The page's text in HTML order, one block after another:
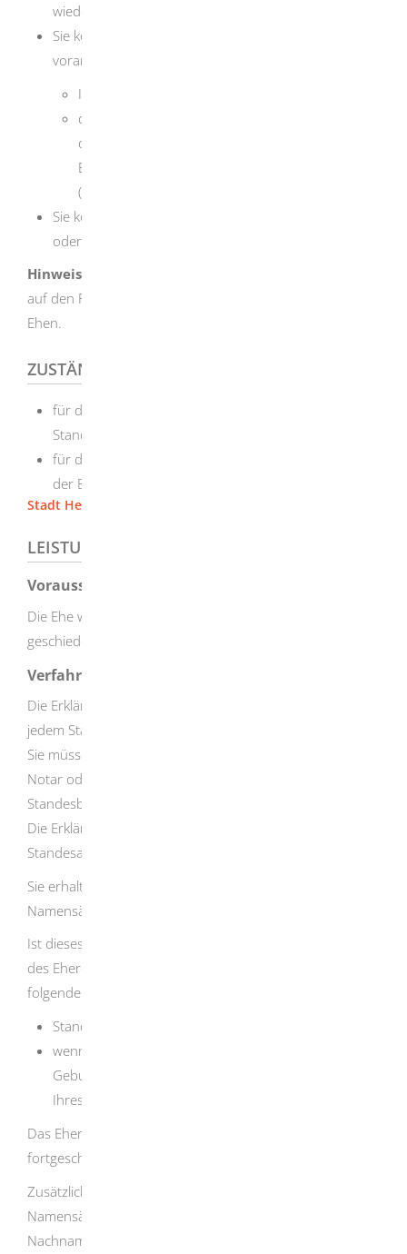
wieder annehmen.
Sie können dem Ehenamen folgende Namen
voranstellen oder anfügen:
Ihren Geburtsnamen oder
den zur Zeit der Erklärung über die Bestimmung
des Ehenamens geführten Namen
Erlaubt sind höchstens zweigliedrige Namen
(zum Beispiel Müller-Huber).
Sie können einen während der Ehe vorangestellten
oder angefügten Begleitnamen ablegen.
Hinweis:
auf den Familiennamen von Kindern aus geschiedenen
Ehen.
ZUSTÄNDIGE STELLE
für die Entgegennahme der Erklärung: jedes
Standesamt
für die Eintragung im Eheregister: das Standesamt
der Eheschließung
Stadt Herbrechtingen
LEISTUNGSDETAILS
Voraussetzungen
Die Ehe wurde durch ein rechtskräftiges Urteil
geschieden.
Verfahrensablauf
Die Erklärung über die Namensänderung können Sie bei
jedem Standesamt abgeben.
Sie müssen sie entweder von einer Notarin oder einem
Notar oder von einer Standesbeamtin oder einem
Standesbeamten beglaubigen lassen.
Die Erklärung wird wirksam, sobald sie beim zuständigen
Standesamt eintrifft.
Sie erhalten eine Bescheinigung über die
Namensänderung.
Ist dieses Standesamt nicht gleichzeitig für die Führung
des Eheregisters zuständig, leitet es Ihre Erklärung an
folgende Stellen weiter:
Standesamt der Eheschließung
wenn sich die Namensänderung auch auf den
Geburtsnamen erstreckt, auch an das Standesamt
Ihres Geburtsortes
Das Eheregister sowie das Geburtenregister werden
fortgeschrieben.
Zusätzlich zur kostenlosen Bescheinigung über die
Namensänderung können Sie als Nachweis Ihres neuen
Nachnamens folgende kostenpflichtige Dokumente